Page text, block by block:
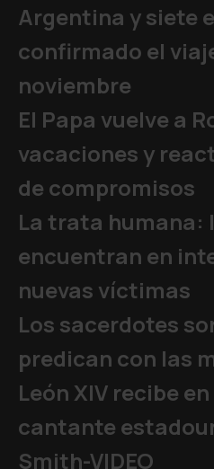
Argentina y siete
confirmado el
noviembre
El Papa vuelve a
vacaciones y
de compromisos
La trata humana:
encuentran en
nuevas víctimas
Los sacerdotes
predican con las
León XIV recibe
cantante
Smith-VIDEO